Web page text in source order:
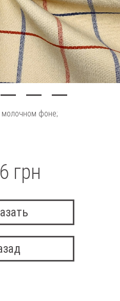
молочном фоне;
грн